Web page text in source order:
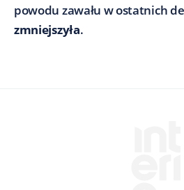
powodu zawału w ostatnich
zmniejszyła.